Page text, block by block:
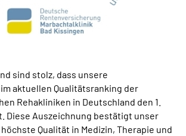
sind stolz, dass unsere
aktuellen Qualitätsranking der
Rehakliniken in Deutschland den 1.
Diese Auszeichnung bestätigt unser
Qualität in Medizin, Therapie und